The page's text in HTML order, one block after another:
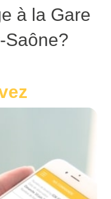
à la Gare
Saône?